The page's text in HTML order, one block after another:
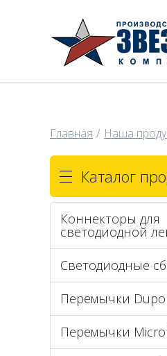
Главная Наша
Каталог
Коннекторы для
светодиодной
Светодиодные
Перемычки
Перемычки